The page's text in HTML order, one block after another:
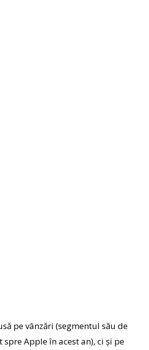
pe vânzări (segmentul său de
Apple în acest an), ci şi pe